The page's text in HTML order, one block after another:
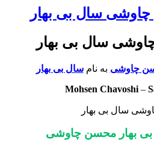
سال بی بهار
سال بی بهار
چاوشی به نامسال بی بهار
Mohsen Chavoshi –
بهار محسن چاوشی